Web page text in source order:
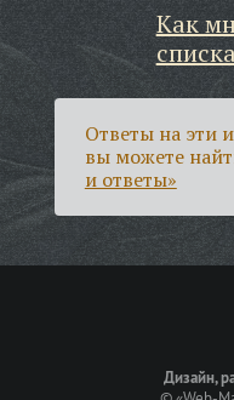
Как
Ответы на эти
вы можете
и ответы»
Дизайн,